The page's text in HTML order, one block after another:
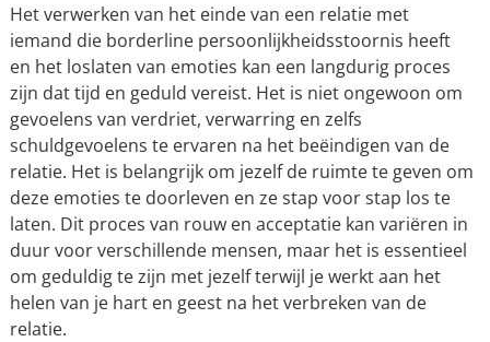
Het verwerken van het einde van een relatie met
iemand die borderline persoonlijkheidsstoornis heeft
en het loslaten van emoties kan een langdurig proces
zijn dat tijd en geduld vereist. Het is niet ongewoon om
gevoelens van verdriet, verwarring en zelfs
schuldgevoelens te ervaren na het beëindigen van de
relatie. Het is belangrijk om jezelf de ruimte te geven om
deze emoties te doorleven en ze stap voor stap los te
laten. Dit proces van rouw en acceptatie kan variëren in
duur voor verschillende mensen, maar het is essentieel
om geduldig te zijn met jezelf terwijl je werkt aan het
helen van je hart en geest na het verbreken van de
relatie.